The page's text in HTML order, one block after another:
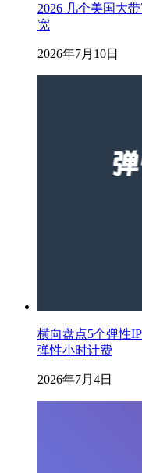
2026 几个美国大
宽
2026年7月10日
横向盘点5个弹性
弹性小时计费
2026年7月4日